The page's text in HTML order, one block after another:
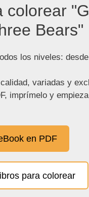
colorear
Bears"
los niveles:
calidad, variadas y
imprímelo y
en PDF
para colorear